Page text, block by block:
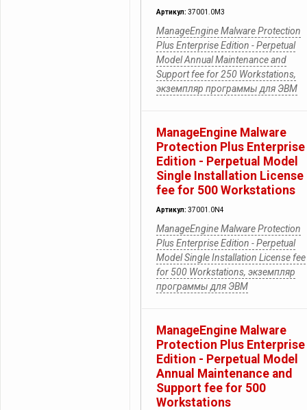
Артикул: 37001.0M3
ManageEngine Malware Protection
Plus Enterprise Edition - Perpetual
Model Annual Maintenance and
Support fee for 250 Workstations,
экземпляр программы для ЭВМ
ManageEngine Malware
Protection Plus Enterprise
Edition - Perpetual Model
Single Installation License
fee for 500 Workstations
Артикул: 37001.0N4
ManageEngine Malware Protection
Plus Enterprise Edition - Perpetual
Model Single Installation License fee
for 500 Workstations, экземпляр
программы для ЭВМ
ManageEngine Malware
Protection Plus Enterprise
Edition - Perpetual Model
Annual Maintenance and
Support fee for 500
Workstations